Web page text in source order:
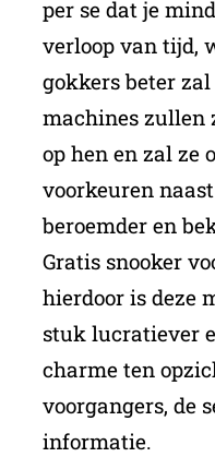
per se dat je
verloop van tijd,
gokkers beter
machines zullen
op hen en zal ze
voorkeuren
beroemder en
Gratis snooker
hierdoor is deze
stuk lucratiever
charme ten
voorgangers, de
informatie.